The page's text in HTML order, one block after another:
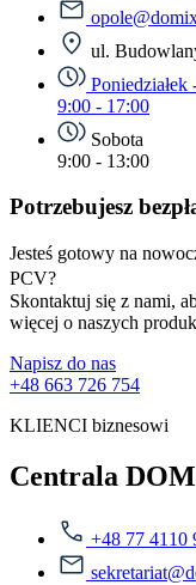
ul.
Poniedziałek
9:00 - 17:00
Sobota
9:00 - 13:00
Potrzebujesz
Jesteś gotowy na
PCV?
Skontaktuj się z nami,
więcej o naszych
Napisz do nas
+48 663 726 754
KLIENCI biznesowi
Centrala
+48 77 4110